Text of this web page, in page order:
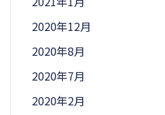
2020年12月
2020年8月
2020年7月
2020年2月